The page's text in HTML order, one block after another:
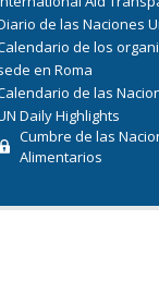
de las Naciones
de los
en Roma
de las
Daily Highlights
Cumbre de las
Alimentarios